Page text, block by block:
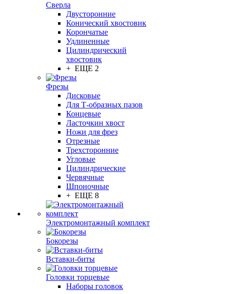
Сверла
Двусторонние
Конический хвостовик
Корончатые
Удлиненные
Цилиндрический
хвостовик
+ ЕЩЕ 2
Фрезы
Дисковые
Для Т-образных пазов
Концевые
Ласточкин хвост
Ножи для фрез
Отрезные
Трехсторонние
Угловые
Цилиндрические
Червячные
Шпоночные
+ ЕЩЕ 8
Электромонтажный комплект
Бокорезы
Вставки-биты
Головки торцевые
Наборы головок